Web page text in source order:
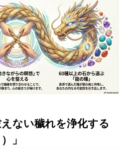
ない穢れを浄化する
」